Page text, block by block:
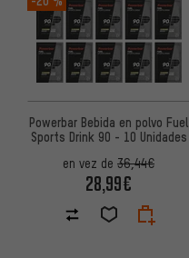
Powerbar Bebida en polvo Fuel
Sports Drink 90 - 10 Unidades
en vez de 36,44€
28,99€